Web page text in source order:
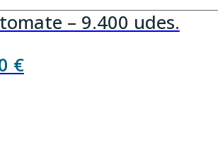
– 9.400 udes.
€